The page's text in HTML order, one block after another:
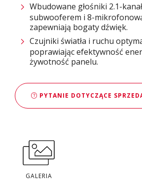
Wbudowane głośniki 2.1-
subwooferem i 8-
zapewniają bogaty dźwięk.
Czujniki światła i ruchu
poprawiając efektywność
żywotność panelu.
PYTANIE DOTYCZĄCE
GALERIA